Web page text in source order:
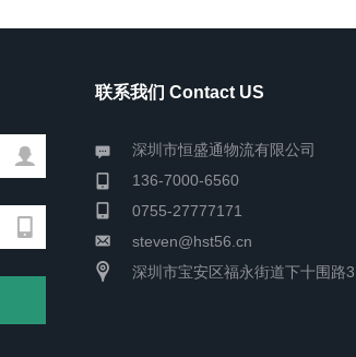
联系我们 Contact US
深圳市恒盛通物流有限公司
136-7000-6560
0755-27777171
steven@hst56.cn
深圳市宝安区福永街道下十围路